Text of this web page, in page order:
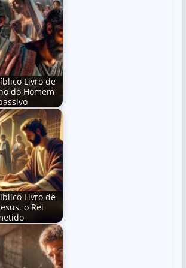
Livro de
do Homem
Livro de
o Rei